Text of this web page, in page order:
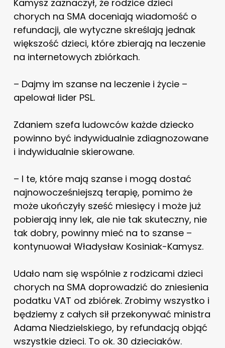
Kamysz zaznaczył, że rodzice dzieci
chorych na SMA doceniają wiadomość o
refundacji, ale wytyczne skreślają jednak
większość dzieci, które zbierają na leczenie
na internetowych zbiórkach.
– Dajmy im szanse na leczenie i życie –
apelował lider PSL.
Zdaniem szefa ludowców każde dziecko
powinno być indywidualnie zdiagnozowane
i indywidualnie skierowane.
– I te, które mają szanse i mogą dostać
najnowocześniejszą terapię, pomimo że
może ukończyły sześć miesięcy i może już
pobierają inny lek, ale nie tak skuteczny, nie
tak dobry, powinny mieć na to szanse –
kontynuował Władysław Kosiniak-Kamysz.
Udało nam się wspólnie z rodzicami dzieci
chorych na SMA doprowadzić do zniesienia
podatku VAT od zbiórek. Zrobimy wszystko i
będziemy z całych sił przekonywać ministra
Adama Niedzielskiego, by refundacją objąć
wszystkie dzieci. To ok. 30 dzieciaków.